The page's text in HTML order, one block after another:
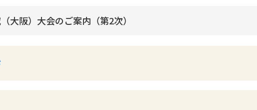
大阪）大会のご案内（第2次）